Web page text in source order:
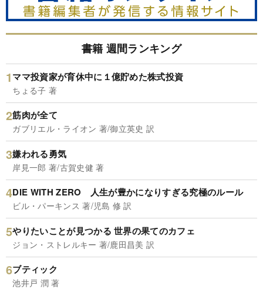
書籍 週間ランキング
ママ投資家が育休中に１億貯めた株式投資
ちょる子 著
筋肉が全て
ガブリエル・ライオン 著/御立英史 訳
嫌われる勇気
岸見一郎 著/古賀史健 著
DIE WITH ZERO 人生が豊かになりすぎる究極のルール
ビル・パーキンス 著/児島 修 訳
やりたいことが見つかる 世界の果てのカフェ
ジョン・ストレルキー 著/鹿田昌美 訳
ブティック
池井戸 潤 著